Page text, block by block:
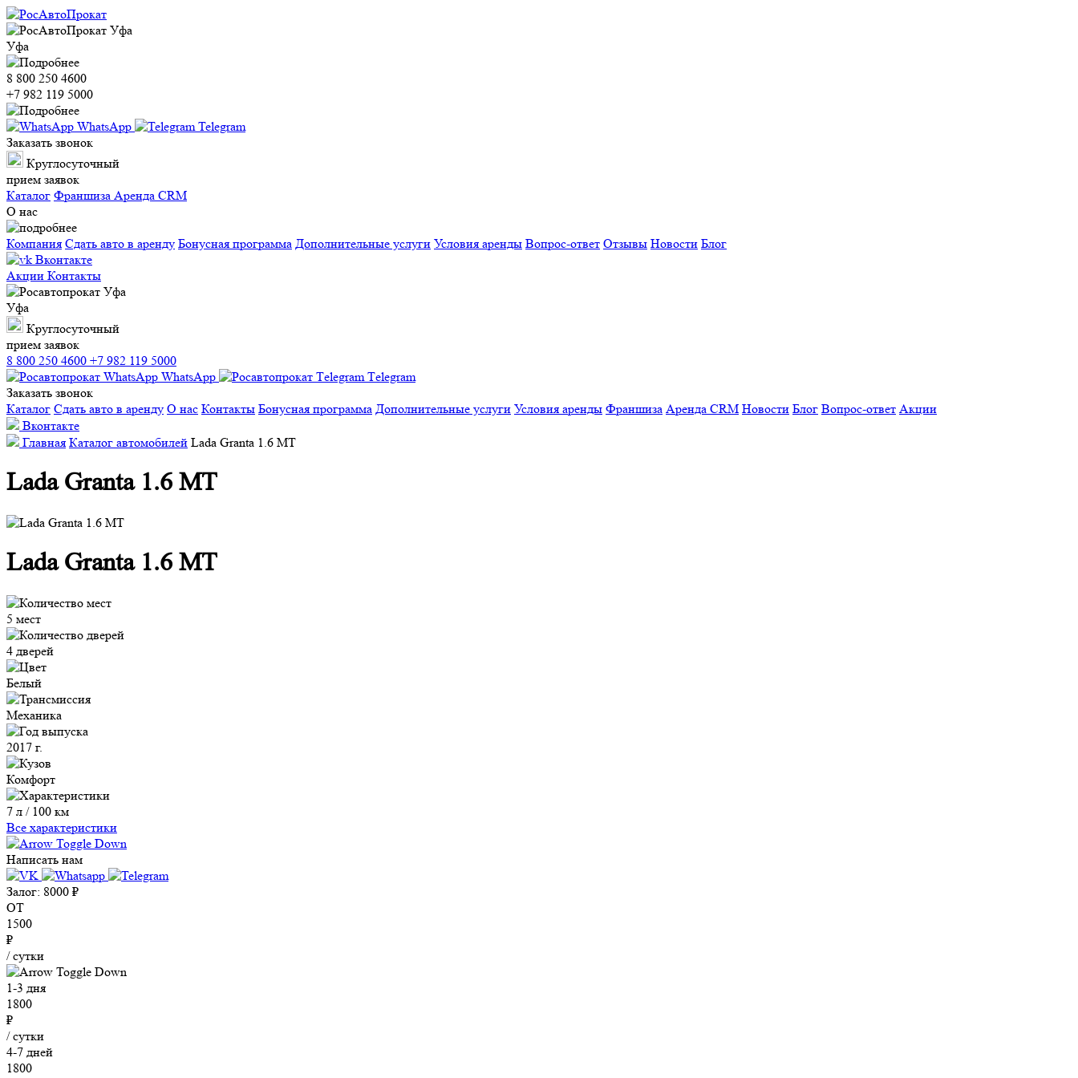
Уфа
8 800 250 4600
+7 982 119 5000
WhatsApp
Telegram
Заказать звонок
Круглосуточный
прием заявок
Каталог Франшиза Аренда CRM
О нас
Компания Сдать авто в аренду Бонусная программа Дополнительные услуги Условия аренды Вопрос-ответ Отзывы Новости Блог
Вконтакте
Акции Контакты
Уфа
Круглосуточный
прием заявок
8 800 250 4600 +7 982 119 5000
WhatsApp
Тelegram
Заказать звонок
Каталог Сдать авто в аренду О нас Контакты Бонусная программа Дополнительные услуги Условия аренды Франшиза Аренда CRM Новости Блог Вопрос-ответ Акции
Вконтакте
Главная Каталог автомобилей Lada Granta 1.6 MT
Lada Granta 1.6 MT
Lada Granta 1.6 MT
5 мест
4 дверей
Белый
Механика
2017 г.
Комфорт
7 л / 100 км
Все характеристики
Написать нам
Залог: 8000 ₽
ОТ
1500
₽
/ сутки
1-3 дня
1800
₽
/ сутки
4-7 дней
1800